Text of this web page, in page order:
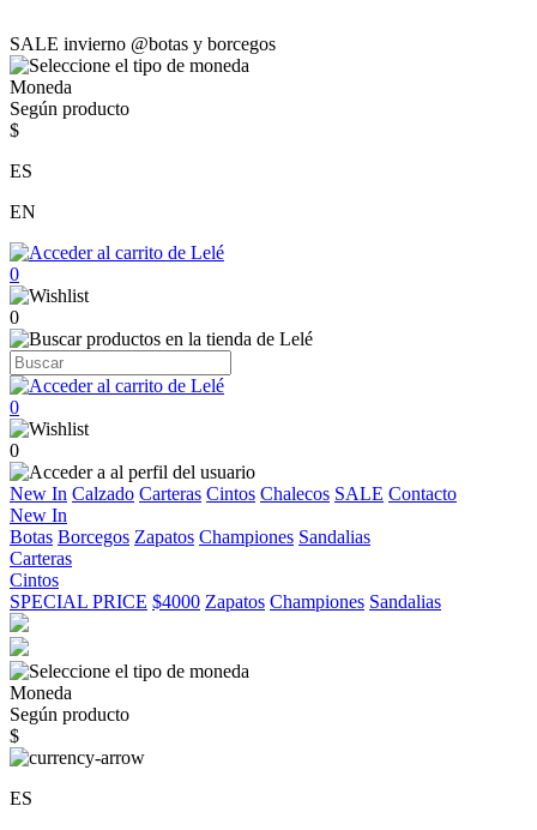
SALE invierno @botas y borcegos
Moneda
Según producto
$
ES
EN
0
0
0
0
New In Calzado Carteras Cintos Chalecos SALE Contacto
New In
Botas Borcegos Zapatos Championes Sandalias
Carteras
Cintos
SPECIAL PRICE $4000 Zapatos Championes Sandalias
Moneda
Según producto
$
ES